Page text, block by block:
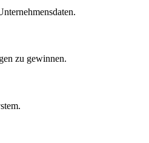
zu gewinnen.